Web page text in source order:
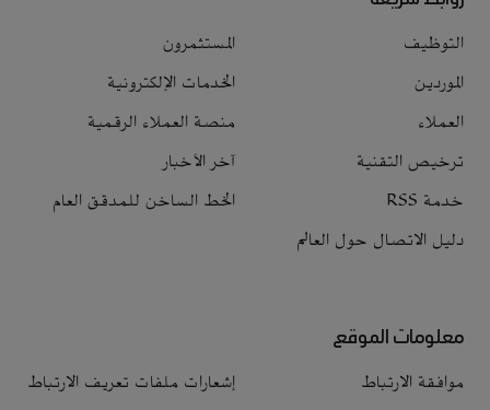
التوظيف
المستثمرون
الموردين
الخدمات الإلكترونية
العملاء
منصة العملاء الرقمية
ترخيص التقنية
آخر الأخبار
خدمة RSS
الخط الساخن للمدقق العام
دليل الاتصال حول العالم
معلومات الموقع
موافقة الارتباط
إشعارات ملفات تعريف الارتباط